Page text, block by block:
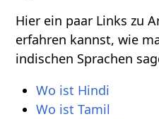
Hier ein paar Links zu
erfahren kannst, wie
indischen Sprachen
Wo ist Hindi
Wo ist Tamil